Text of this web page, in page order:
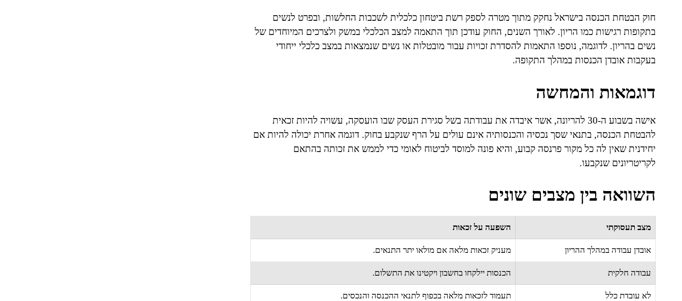
חוק הבטחת הכנסה בישראל נחקק מתוך מטרה לספק רשת ביטחון כלכלית לשכבות החלשות, ובפרט לנשים
בתקופות רגישות כמו הריון. לאורך השנים, החוק עודכן תוך התאמה למצב הכלכלי במשק ולצרכים המיוחדים של
נשים בהריון. לדוגמה, נוספו התאמות להסדרת זכויות עבור מובטלות או נשים שנמצאות במצב כלכלי ייחודי
בעקבות אובדן הכנסות במהלך התקופה.
דוגמאות והמחשה
אישה בשבוע ה-30 להריונה, אשר איבדה את עבודתה בשל סגירת העסק שבו הועסקה, עשויה להיות זכאית
להבטחת הכנסה, בתנאי שסך נכסיה והכנסותיה אינם עולים על הרף שנקבע בחוק. דוגמה אחרת יכולה להיות אם
יחידנית שאין לה כל מקור פרנסה קבוע, והיא פונה למוסד לביטוח לאומי כדי לממש את זכותה בהתאם
לקריטריונים שנקבעו.
השוואה בין מצבים שונים
מצב תעסוקתי השפעה על זכאות
אובדן עבודה במהלך ההריון מעניק זכאות מלאה אם מולאו יתר התנאים.
עבודה חלקית הכנסות יילקחו בחשבון ויקטינו את התשלום.
לא עובדת כלל תעמוד לזכאות מלאה בכפוף לתנאי ההכנסה והנכסים.